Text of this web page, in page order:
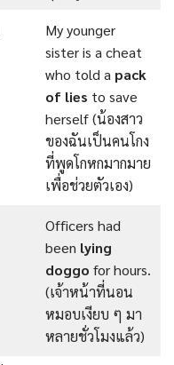
My younger
sister is a cheat
who told a pack
of lies to save
herself (น้องสาว
ของฉันเป็นคนโกง
ที่พูดโกหกมากมาย
เพื่อช่วยตัวเอง)
Officers had
been lying
doggo for hours.
(เจ้าหน้าที่นอน
หมอบเงียบ ๆ มา
หลายชั่วโมงแล้ว)